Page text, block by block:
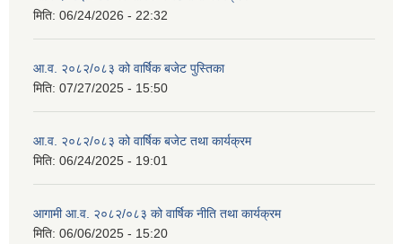
मिति: 06/24/2026 - 22:32
आ.व. २०८२/०८३ को वार्षिक बजेट पुस्तिका
मिति: 07/27/2025 - 15:50
आ.व. २०८२/०८३ को वार्षिक बजेट तथा कार्यक्रम
मिति: 06/24/2025 - 19:01
आगामी आ.व. २०८२/०८३ को वार्षिक नीति तथा कार्यक्रम
मिति: 06/06/2025 - 15:20